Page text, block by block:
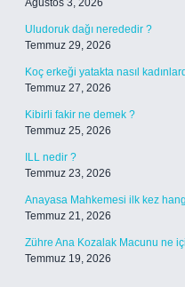
Ağustos 3, 2026
Uludoruk dağı nerededir ?
Temmuz 29, 2026
Koç erkeği yatakta nasıl
Temmuz 27, 2026
Kibirli fakir ne demek ?
Temmuz 25, 2026
ILL nedir ?
Temmuz 23, 2026
Anayasa Mahkemesi ilk kez
Temmuz 21, 2026
Zühre Ana Kozalak Macunu ne
Temmuz 19, 2026